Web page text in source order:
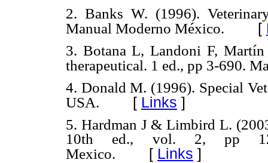
2.Banks W. (1996).
Manual Moderno México. [
3. Botana L, Landoni F, Martín
therapeutical. 1 ed., pp 3-690.
4. Donald M. (1996). Special
USA. [ Links ]
5. Hardman J & Limbird L.
10th ed., vol. 2, pp
Mexico. [ Links ]